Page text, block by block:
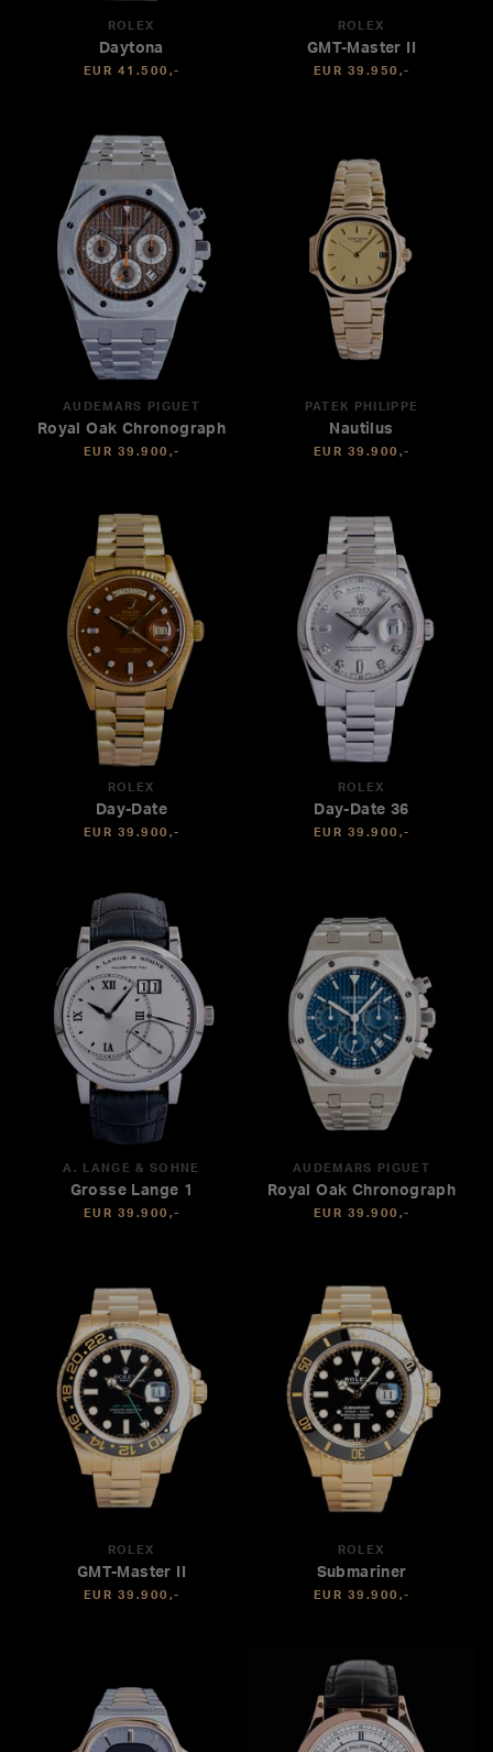
ROLEX
Daytona
EUR 41.500,-
ROLEX
GMT-Master II
EUR 39.950,-
AUDEMARS PIGUET
Royal Oak Chronograph
EUR 39.900,-
PATEK PHILIPPE
Nautilus
EUR 39.900,-
ROLEX
Day-Date
EUR 39.900,-
ROLEX
Day-Date 36
EUR 39.900,-
A. LANGE & SÖHNE
Grosse Lange 1
EUR 39.900,-
AUDEMARS PIGUET
Royal Oak Chronograph
EUR 39.900,-
ROLEX
GMT-Master II
EUR 39.900,-
ROLEX
Submariner
EUR 39.900,-